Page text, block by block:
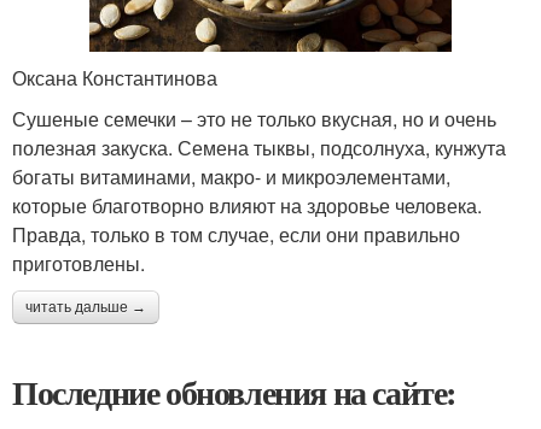
Оксана Константинова
Сушеные семечки – это не только вкусная, но и очень
полезная закуска. Семена тыквы, подсолнуха, кунжута
богаты витаминами, макро- и микроэлементами,
которые благотворно влияют на здоровье человека.
Правда, только в том случае, если они правильно
приготовлены.
читать дальше →
Последние обновления на сайте: